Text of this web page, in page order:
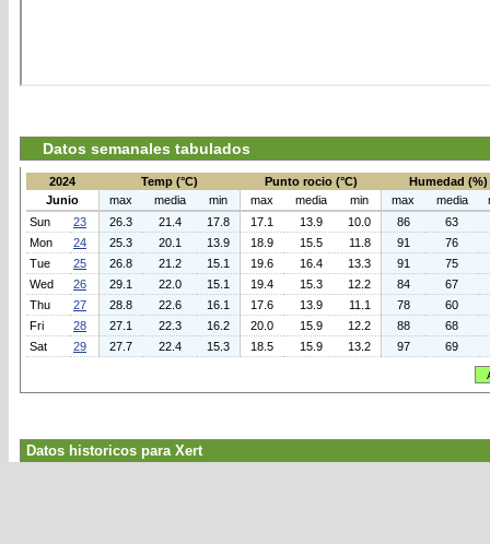
Datos semanales tabulados
2024 Temp (°C) Punto rocio (°C)
Humedad (%)
Junio
max media min max media min max media
Sun
23 26.3 21.4 17.8 17.1 13.9 10.0 86
63
Mon
24 25.3 20.1 13.9 18.9 15.5 11.8 91
76
Tue
25 26.8 21.2 15.1 19.6 16.4 13.3 91
75
Wed
26 29.1 22.0 15.1 19.4 15.3 12.2 84
67
Thu
27 28.8 22.6 16.1 17.6 13.9 11.1 78
60
Fri
28 27.1 22.3 16.2 20.0 15.9 12.2 88
68
Sat
29 27.7 22.4 15.3 18.5 15.9 13.2 97 69
Datos historicos para Xert